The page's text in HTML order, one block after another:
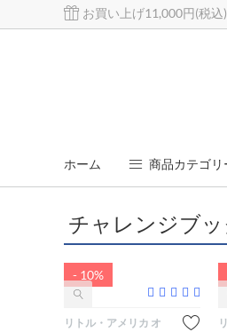
お買い上げ11,000円(税込
ホーム 商品カテゴリ
チャレンジブ
- 10%
リトル・アメリカ オ